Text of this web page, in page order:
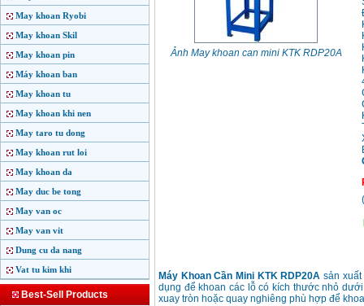
May khoan Ryobi
May khoan Skil
May khoan pin
Máy khoan ban
May khoan tu
May khoan khi nen
May taro tu dong
May khoan rut loi
May khoan da
May duc be tong
May van oc
May van vit
Dung cu da nang
Vat tu kim khi
Best-Sell Products
Ảnh May khoan can mini KTK RDP20A
(
Máy Khoan Cần Mini KTK RDP20A sản
dụng để khoan các lỗ có kích thước nhỏ
xuay tròn hoặc quay nghiêng phù hợp để